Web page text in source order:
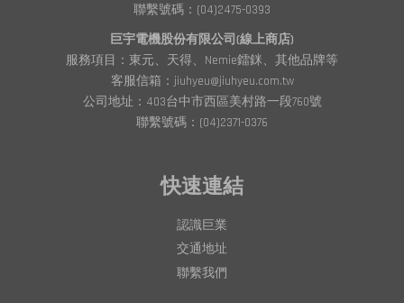
聯繫號碼：(04)2475-0393
巨宇電機股份有限公司(線上商店)
服務項目：東元、天得、Nemie鐳銤、其他品牌等
客服信箱：jiuhyeu@jiuhyeu.com.tw
公司地址：403台中市西區美村路一段760號
聯繫號碼：(04)2371-0376
快速連結
認識巨業
交通地址
聯繫我們